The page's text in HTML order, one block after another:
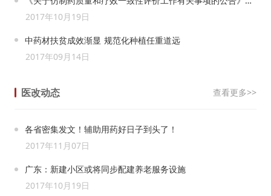
2017年10月19日
中药材扶贫成效渐显 规范化种植任重道远
2017年09月14日
医改动态 查看更多>>
各省密集发文！辅助用药好日子到头了！
2017年11月07日
广东：新建小区或将同步配建养老服务设施
2017年10月19日